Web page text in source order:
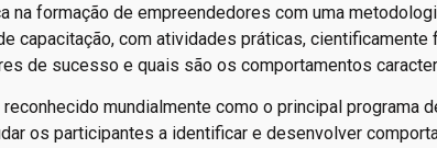
na formação de empreendedores com uma
capacitação, com atividades práticas,
de sucesso e quais são os comportamentos
reconhecido mundialmente como o principal programa
os participantes a identificar e desenvolver